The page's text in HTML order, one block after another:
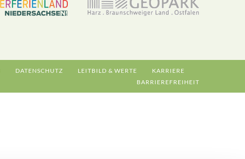
DATENSCHUTZ LEITBILD & WERTE
KARRIERE
BARRIEREFREIHEIT